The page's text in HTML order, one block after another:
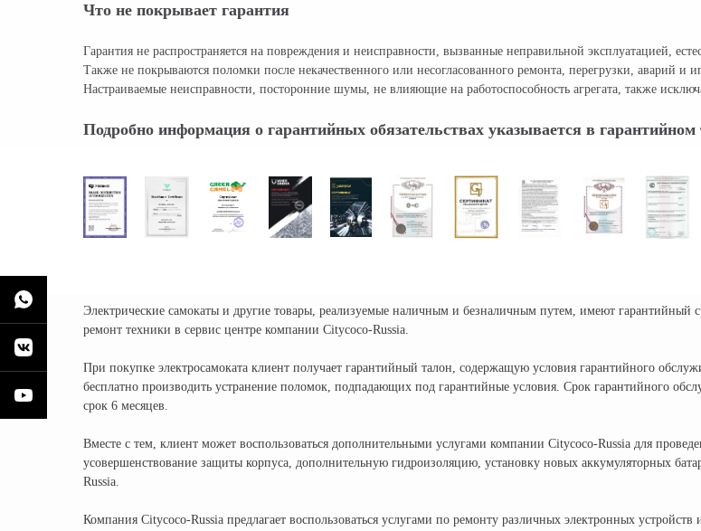
Что не покрывает гарантия
Гарантия не распространяется на повреждения и неисправности, вызванные неправильной эксплуатацией,
Также не покрываются поломки после некачественного или несогласованного ремонта, перегрузки, аварий и
Настраиваемые неисправности, посторонние шумы, не влияющие на работоспособность агрегата, также
Подробно информация о гарантийных обязательствах указывается в гарантийном
Электрические самокаты и другие товары, реализуемые наличным и безналичным путем, имеют гарантийный
ремонт техники в сервис центре компании Citycoco-Russia.
При покупке электросамоката клиент получает гарантийный талон, содержащую условия гарантийного
бесплатно производить устранение поломок, подпадающих под гарантийные условия. Срок гарантийного
срок 6 месяцев.
Вместе с тем, клиент может воспользоваться дополнительными услугами компании Citycoco-Russia для
усовершенствование защиты корпуса, дополнительную гидроизоляцию, установку новых аккумуляторных
Russia.
Компания Citycoco-Russia предлагает воспользоваться услугами по ремонту различных электронных